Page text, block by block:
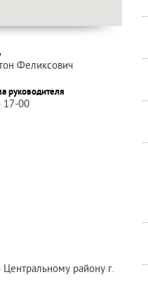
Феликсович
руководителя
17-00
району г.